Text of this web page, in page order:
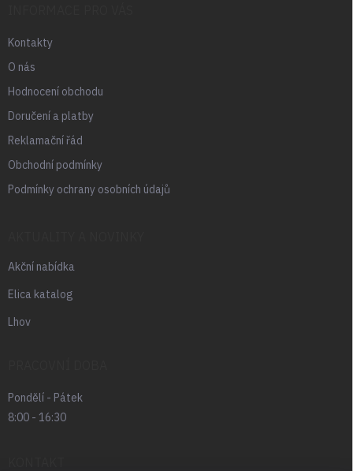
Kontakty
O nás
Hodnocení obchodu
Doručení a platby
Reklamační řád
Obchodní podmínky
Podmínky ochrany osobních údajů
Akční nabídka
Elica katalog
Lhov
Pondělí - Pátek
8:00 - 16:30